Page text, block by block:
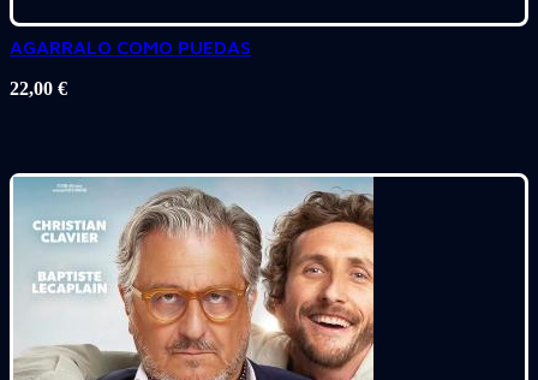
AGARRALO COMO PUEDAS
22,00 €